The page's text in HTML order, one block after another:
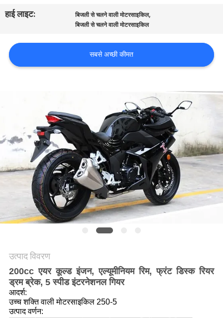
एक
की
विनती
साइटमैप
गोपनीयता
नीति
हाई लाइट:
बिजली से चलने वाली मोटरसाइकिल,
बिजली से चलने वाली मोटरसाइकिल
सबसे अच्छी कीमत
उत्पाद विवरण
200cc एयर कूल्ड इंजन, एल्यूमीनियम रिम, फ्रंट डिस्क रियर
ड्रम ब्रेक, 5 स्पीड इंटरनेशनल गियर
आदर्श:
उच्च शक्ति वाली मोटरसाइकिल 250-5
उत्पाद वर्णन: